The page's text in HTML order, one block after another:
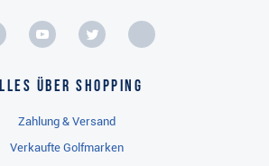
über Shopping
Zahlung & Versand
Verkaufte Golfmarken